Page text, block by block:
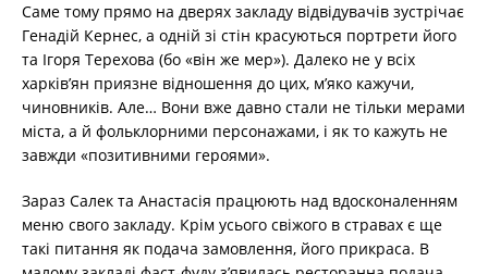
Саме тому прямо на дверях закладу відвідувачів зустрічає
Генадій Кернес, а одній зі стін красуються портрети його
та Ігоря Терехова (бо «він же мер»). Далеко не у всіх
харків’ян приязне відношення до цих, м’яко кажучи,
чиновників. Але… Вони вже давно стали не тільки мерами
міста, а й фольклорними персонажами, і як то кажуть не
завжди «позитивними героями».
Зараз Салек та Анастасія працюють над вдосконаленням
меню свого закладу. Крім усього свіжого в стравах є ще
такі питання як подача замовлення, його прикраса. В